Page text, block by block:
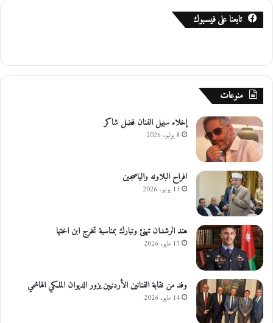
تابعنا على فيسبوك
منوعات
إخلاء سبيل الفنان فضل شاكر
8 يوليو، 2026
افراح البلاونه والياصجين
13 يونيو، 2026
هند الرشدان تهنئ وتبارك بمناسبة تخرج ابن اختها
15 مايو، 2026
وفد من نقابة الفنانين الأردنيين يزور الديوان الملكي الهاشمي
14 مايو، 2026